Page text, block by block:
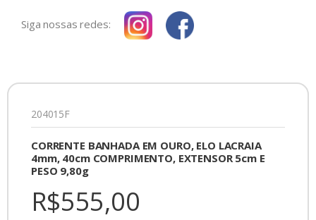
Siga nossas redes:
204015F
CORRENTE BANHADA EM OURO, ELO LACRAIA
4mm, 40cm COMPRIMENTO, EXTENSOR 5cm E
PESO 9,80g
R$555,00